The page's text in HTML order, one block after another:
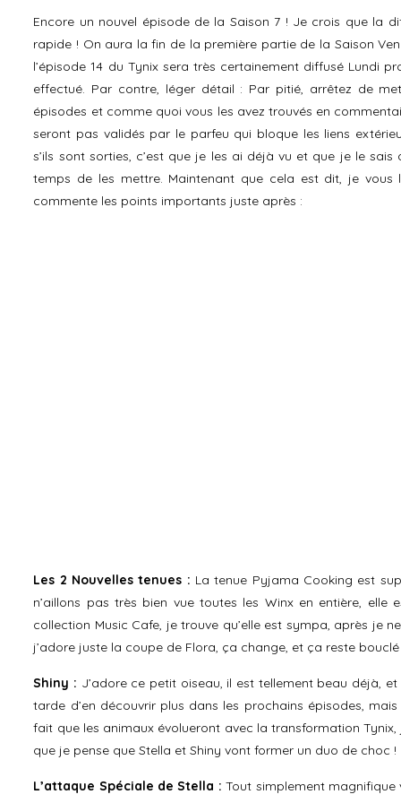
Encore un nouvel épisode de la Saison 7 ! Je crois que la
rapide ! On aura la fin de la première partie de la Saison
l’épisode 14 du Tynix sera très certainement diffusé Lundi
effectué. Par contre, léger détail : Par pitié, arrêtez de
épisodes et comme quoi vous les avez trouvés en
seront pas validés par le parfeu qui bloque les liens
s’ils sont sorties, c’est que je les ai déjà vu et que je le sais
temps de les mettre. Maintenant que cela est dit, je vous
commente les points importants juste après :
Les 2 Nouvelles tenues : La tenue Pyjama Cooking est
n’aillons pas très bien vue toutes les Winx en entière, elle
collection Music Cafe, je trouve qu’elle est sympa, après je
j’adore juste la coupe de Flora, ça change, et ça reste
Shiny : J’adore ce petit oiseau, il est tellement beau déjà,
tarde d’en découvrir plus dans les prochains épisodes,
fait que les animaux évolueront avec la transformation
que je pense que Stella et Shiny vont former un duo de choc !
L’attaque Spéciale de Stella : Tout simplement magnifique